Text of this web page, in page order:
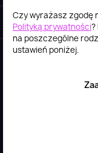
Szybki kontakt
Czy wyrażasz zgodę
Polityką prywatności?
na poszczególne
ustawień poniżej.
2026© itstore.com.pl